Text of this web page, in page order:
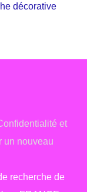
décorative
et
un nouveau
recherche de